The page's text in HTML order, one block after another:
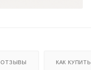
ОТЗЫВЫ КАК КУПИТЬ